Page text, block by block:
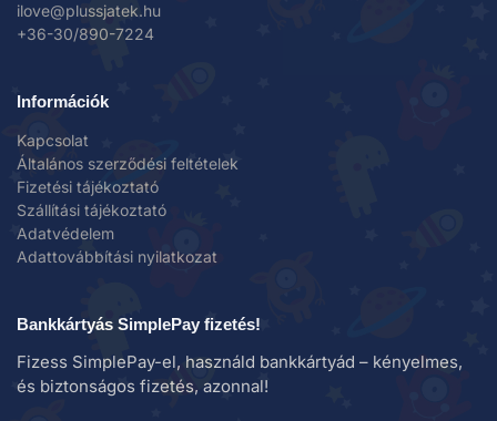
ilove@plussjatek.hu
+36-30/890-7224
Információk
Kapcsolat
Általános szerződési feltételek
Fizetési tájékoztató
Szállítási tájékoztató
Adatvédelem
Adattovábbítási nyilatkozat
Bankkártyás SimplePay fizetés!
Fizess SimplePay-el, használd bankkártyád – kényelmes,
és biztonságos fizetés, azonnal!